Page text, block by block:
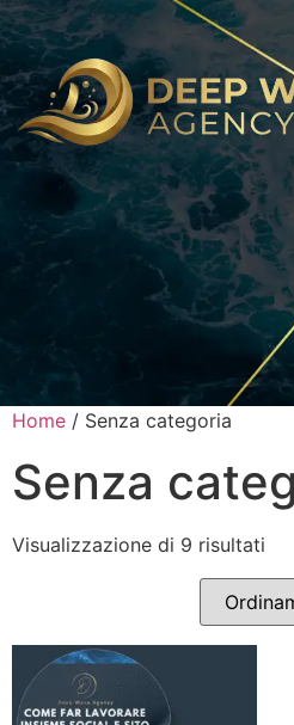
Home / Senza categoria
Senza
Visualizzazione di 9 risultati